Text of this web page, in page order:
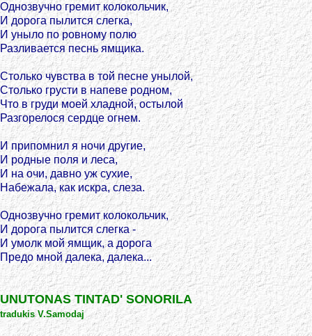
Однозвучно гремит колокольчик,
И дорога пылится слегка,
И уныло по ровному полю
Разливается песнь ямщика.
Столько чувства в той песне унылой,
Столько грусти в напеве родном,
Что в груди моей хладной, остылой
Разгорелося сердце огнем.
И припомнил я ночи другие,
И родные поля и леса,
И на очи, давно уж сухие,
Набежала, как искра, слеза.
Однозвучно гремит колокольчик,
И дорога пылится слегка -
И умолк мой ямщик, а дорога
Предо мной далека, далека...
UNUTONAS TINTAD' SONORILA
tradukis V.Samodaj